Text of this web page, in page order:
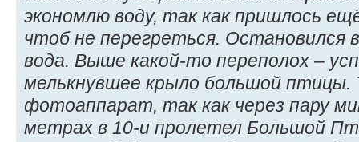
экономлю воду, так как пришлось
чтоб не перегреться. Остановился
вода. Выше какой-то переполох –
мелькнувшее крыло большой
фотоаппарат, так как через пару
метрах в 10-и пролетел Большой